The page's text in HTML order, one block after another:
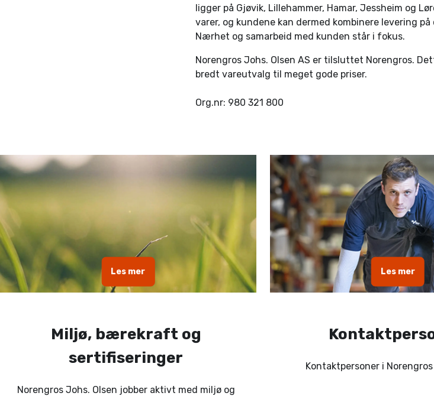
ligger på Gjøvik, Lillehammer, Hamar, Jessheim og
varer, og kundene kan dermed kombinere levering
Nærhet og samarbeid med kunden står i fokus.
Norengros Johs. Olsen AS er tilsluttet Norengros.
bredt vareutvalg til meget gode priser.
Org.nr: 980 321 800
Les mer
Miljø, bærekraft og
sertifiseringer
Norengros Johs. Olsen jobber aktivt med miljø og
Les mer
Kontaktpersoner i